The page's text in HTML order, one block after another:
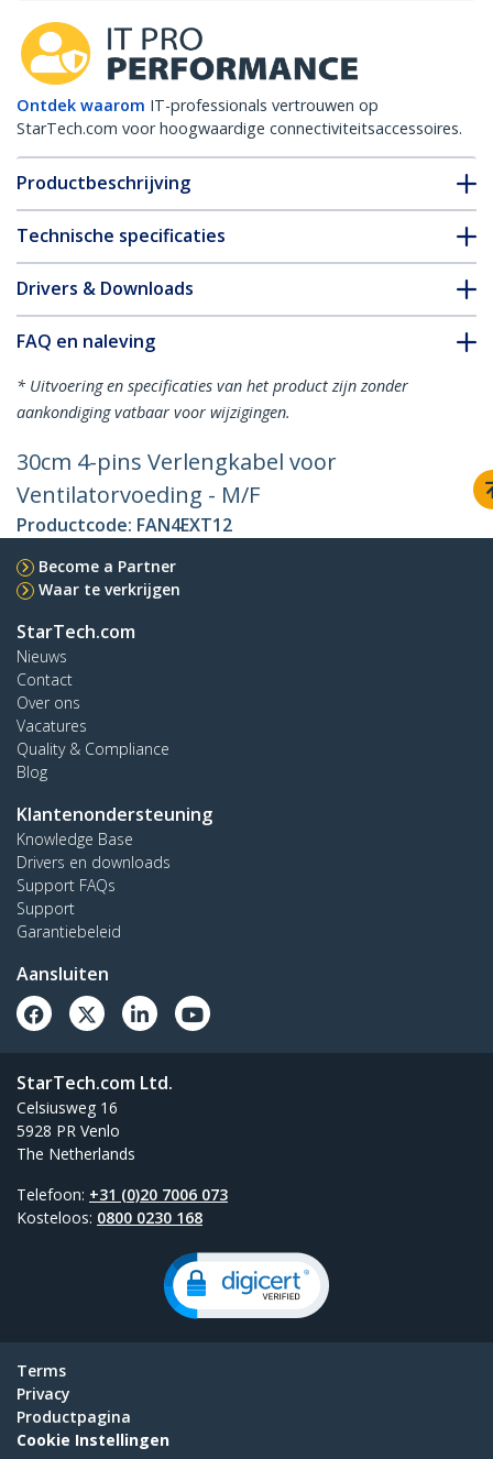
Ontdek waarom IT-professionals vertrouwen op
StarTech.com voor hoogwaardige connectiviteitsaccessoires.
Productbeschrijving
Technische specificaties
Drivers & Downloads
FAQ en naleving
* Uitvoering en specificaties van het product zijn zonder
aankondiging vatbaar voor wijzigingen.
30cm 4-pins Verlengkabel voor
Ventilatorvoeding - M/F
Productcode: FAN4EXT12
Become a Partner
Waar te verkrijgen
StarTech.com
Nieuws
Contact
Over ons
Vacatures
Quality & Compliance
Blog
Klantenondersteuning
Knowledge Base
Drivers en downloads
Support FAQs
Support
Garantiebeleid
Aansluiten
StarTech.com Ltd.
Celsiusweg 16
5928 PR Venlo
The Netherlands
Telefoon: +31 (0)20 7006 073
Kosteloos: 0800 0230 168
Terms
Privacy
Productpagina
Cookie Instellingen